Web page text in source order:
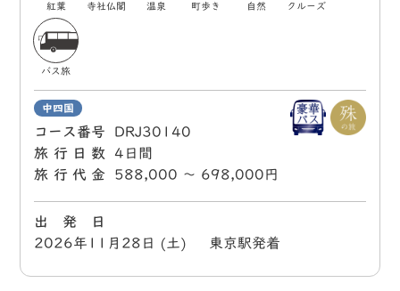
紅葉 寺社仏閣 温泉 町歩き 自然 クルーズ
バス旅
中四国
コース番号
DRJ30140
旅行日数
4日間
旅行代金
588,000 〜 698,000円
出 発 日
2026年11月28日 (土) 東京駅発着